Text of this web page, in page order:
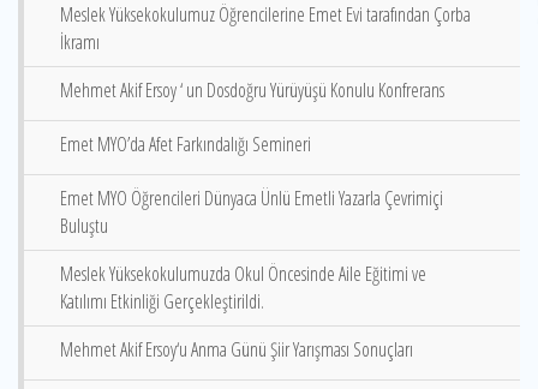
Meslek Yüksekokulumuz Öğrencilerine Emet Evi tarafından Çorba
İkramı
Mehmet Akif Ersoy ‘ un Dosdoğru Yürüyüşü Konulu Konfrerans
Emet MYO’da Afet Farkındalığı Semineri
Emet MYO Öğrencileri Dünyaca Ünlü Emetli Yazarla Çevrimiçi
Buluştu
Meslek Yüksekokulumuzda Okul Öncesinde Aile Eğitimi ve
Katılımı Etkinliği Gerçekleştirildi.
Mehmet Akif Ersoy‘u Anma Günü Şiir Yarışması Sonuçları